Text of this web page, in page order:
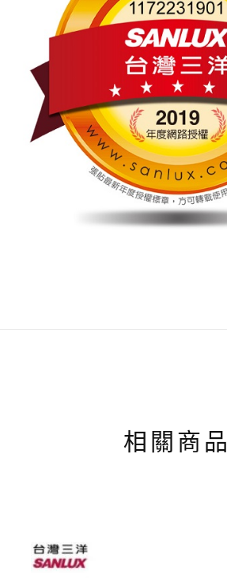
相關商品